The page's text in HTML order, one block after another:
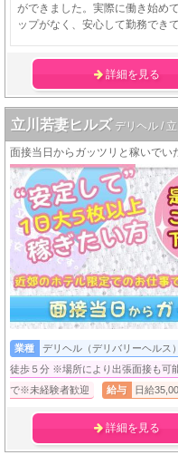
ができました。実際に働き始め
ップがなく、安心して勤務できて
詳細を見る
立川若妻ヒルズ デリヘル / 立
面接当日からガッツリと稼いでい
業種 デリヘル（デリバリーヘルス）
徒歩５分 ※場所により出張面接も可
で※未経験者歓迎
給与 日給
詳細を見る